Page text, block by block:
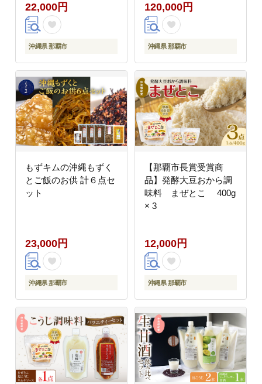
22,000円
沖縄県 那覇市
120,000円
沖縄県 那覇市
もずキムの沖縄もずく
とご飯のお供 計６点セ
ット
23,000円
沖縄県 那覇市
【那覇市長賞受賞商
品】発酵大豆おから調
味料 まぜとこ 400g
× 3
12,000円
沖縄県 那覇市